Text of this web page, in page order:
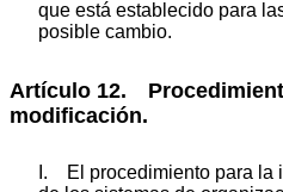
que está establecido para
posible cambio.
Artículo 12.
modificación.
I. El procedimiento para la